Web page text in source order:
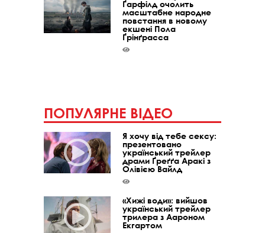
Ґарфілд очолить
масштабне народне
повстання в новому
екшені Пола
Ґрінґрасса
ПОПУЛЯРНЕ ВІДЕО
Я хочу від тебе сексу:
презентовано
український трейлер
драми Ґреґґа Аракі з
Олівією Вайлд
«Хижі води»: вийшов
український трейлер
трилера з Аароном
Екгартом